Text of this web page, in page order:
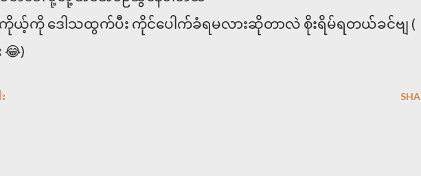
ကို ဒေါသထွက်ပီး ကိုင်ပေါက်ခံရမလားဆိုတာလဲ စိုးရိမ်ရတယ်ခင်ဗျ (
😂)